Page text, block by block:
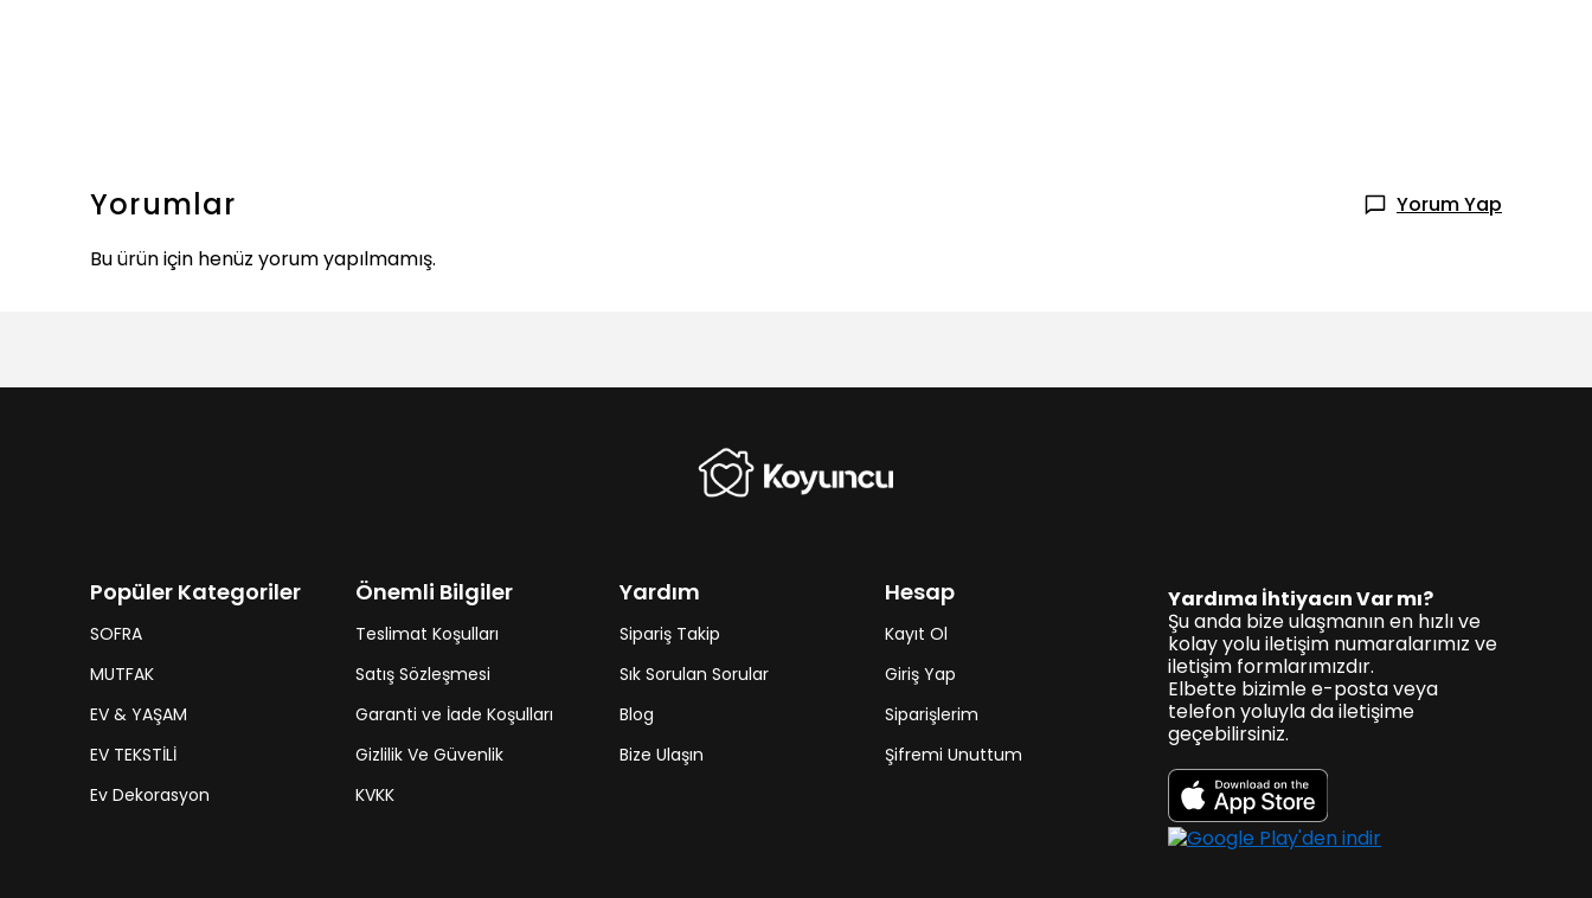
Yorumlar
Yorum Yap
Bu ürün için henüz yorum yapılmamış.
Popüler Kategoriler
SOFRA
MUTFAK
EV & YAŞAM
EV TEKSTİLİ
Ev Dekorasyon
Önemli Bilgiler
Teslimat Koşulları
Satış Sözleşmesi
Garanti ve İade Koşulları
Gizlilik Ve Güvenlik
KVKK
Yardım
Sipariş Takip
Sık Sorulan Sorular
Blog
Bize Ulaşın
Hesap
Kayıt Ol
Giriş Yap
Siparişlerim
Şifremi Unuttum
Yardıma İhtiyacın Var mı?
Şu anda bize ulaşmanın en hızlı ve
kolay yolu iletişim numaralarımız ve
iletişim formlarımızdır.
Elbette bizimle e-posta veya
telefon yoluyla da iletişime
geçebilirsiniz.